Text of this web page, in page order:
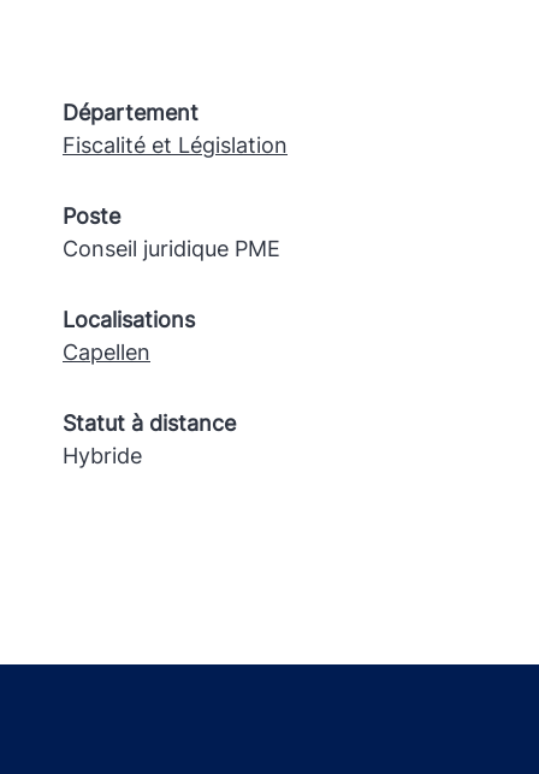
Département
Fiscalité et Législation
Poste
Conseil juridique PME
Localisations
Capellen
Statut à distance
Hybride